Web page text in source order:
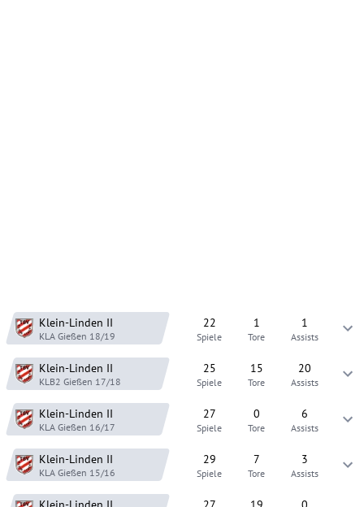
Klein-Linden II
KLA Gießen 18/19
22
Spiele
1
Tore
1
Assists
Klein-Linden II
KLB2 Gießen 17/18
25
Spiele
15
Tore
20
Assists
Klein-Linden II
KLA Gießen 16/17
27
Spiele
0
Tore
6
Assists
Klein-Linden II
KLA Gießen 15/16
29
Spiele
7
Tore
3
Assists